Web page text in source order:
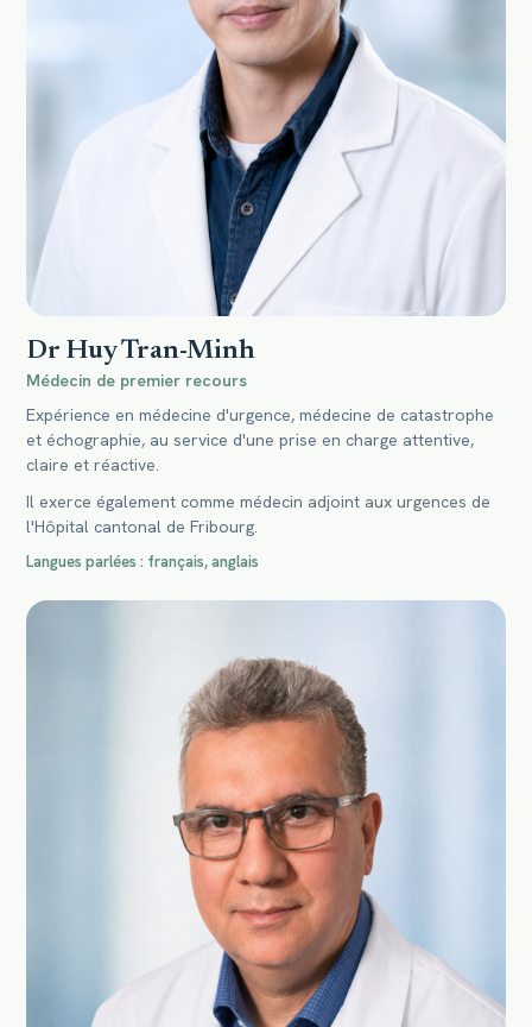
Dr Huy Tran-Minh
Médecin de premier recours
Expérience en médecine d'urgence, médecine de catastrophe
et échographie, au service d'une prise en charge attentive,
claire et réactive.
Il exerce également comme médecin adjoint aux urgences de
l'Hôpital cantonal de Fribourg.
Langues parlées : français, anglais